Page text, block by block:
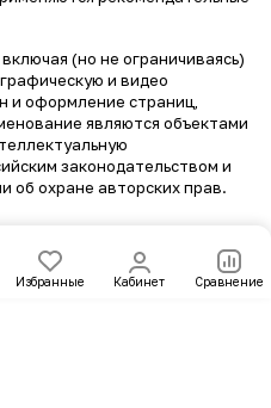
Избранные Кабинет Сравнение
(но не ограничиваясь)
и видео
и оформление страниц,
являются объектами
законодательством и
об охране авторских прав.